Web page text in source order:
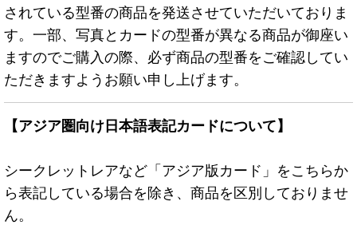
されている型番の商品を発送させていただいておりま
す。一部、写真とカードの型番が異なる商品が御座い
ますのでご購入の際、必ず商品の型番をご確認してい
ただきますようお願い申し上げます。
【アジア圏向け日本語表記カードについて】
シークレットレアなど「アジア版カード」をこちらか
ら表記している場合を除き、商品を区別しておりませ
ん。